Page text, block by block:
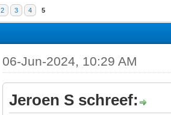
2 3 4 5
06-Jun-2024, 10:29 AM
Jeroen S schreef: